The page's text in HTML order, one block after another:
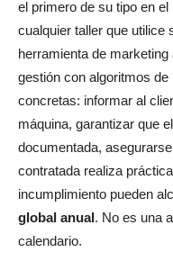
el primero de su tipo en
cualquier taller que
herramienta de
gestión con algoritmos
concretas: informar al
máquina, garantizar que
documentada,
contratada realiza
incumplimiento pueden
global anual. No es una
calendario.